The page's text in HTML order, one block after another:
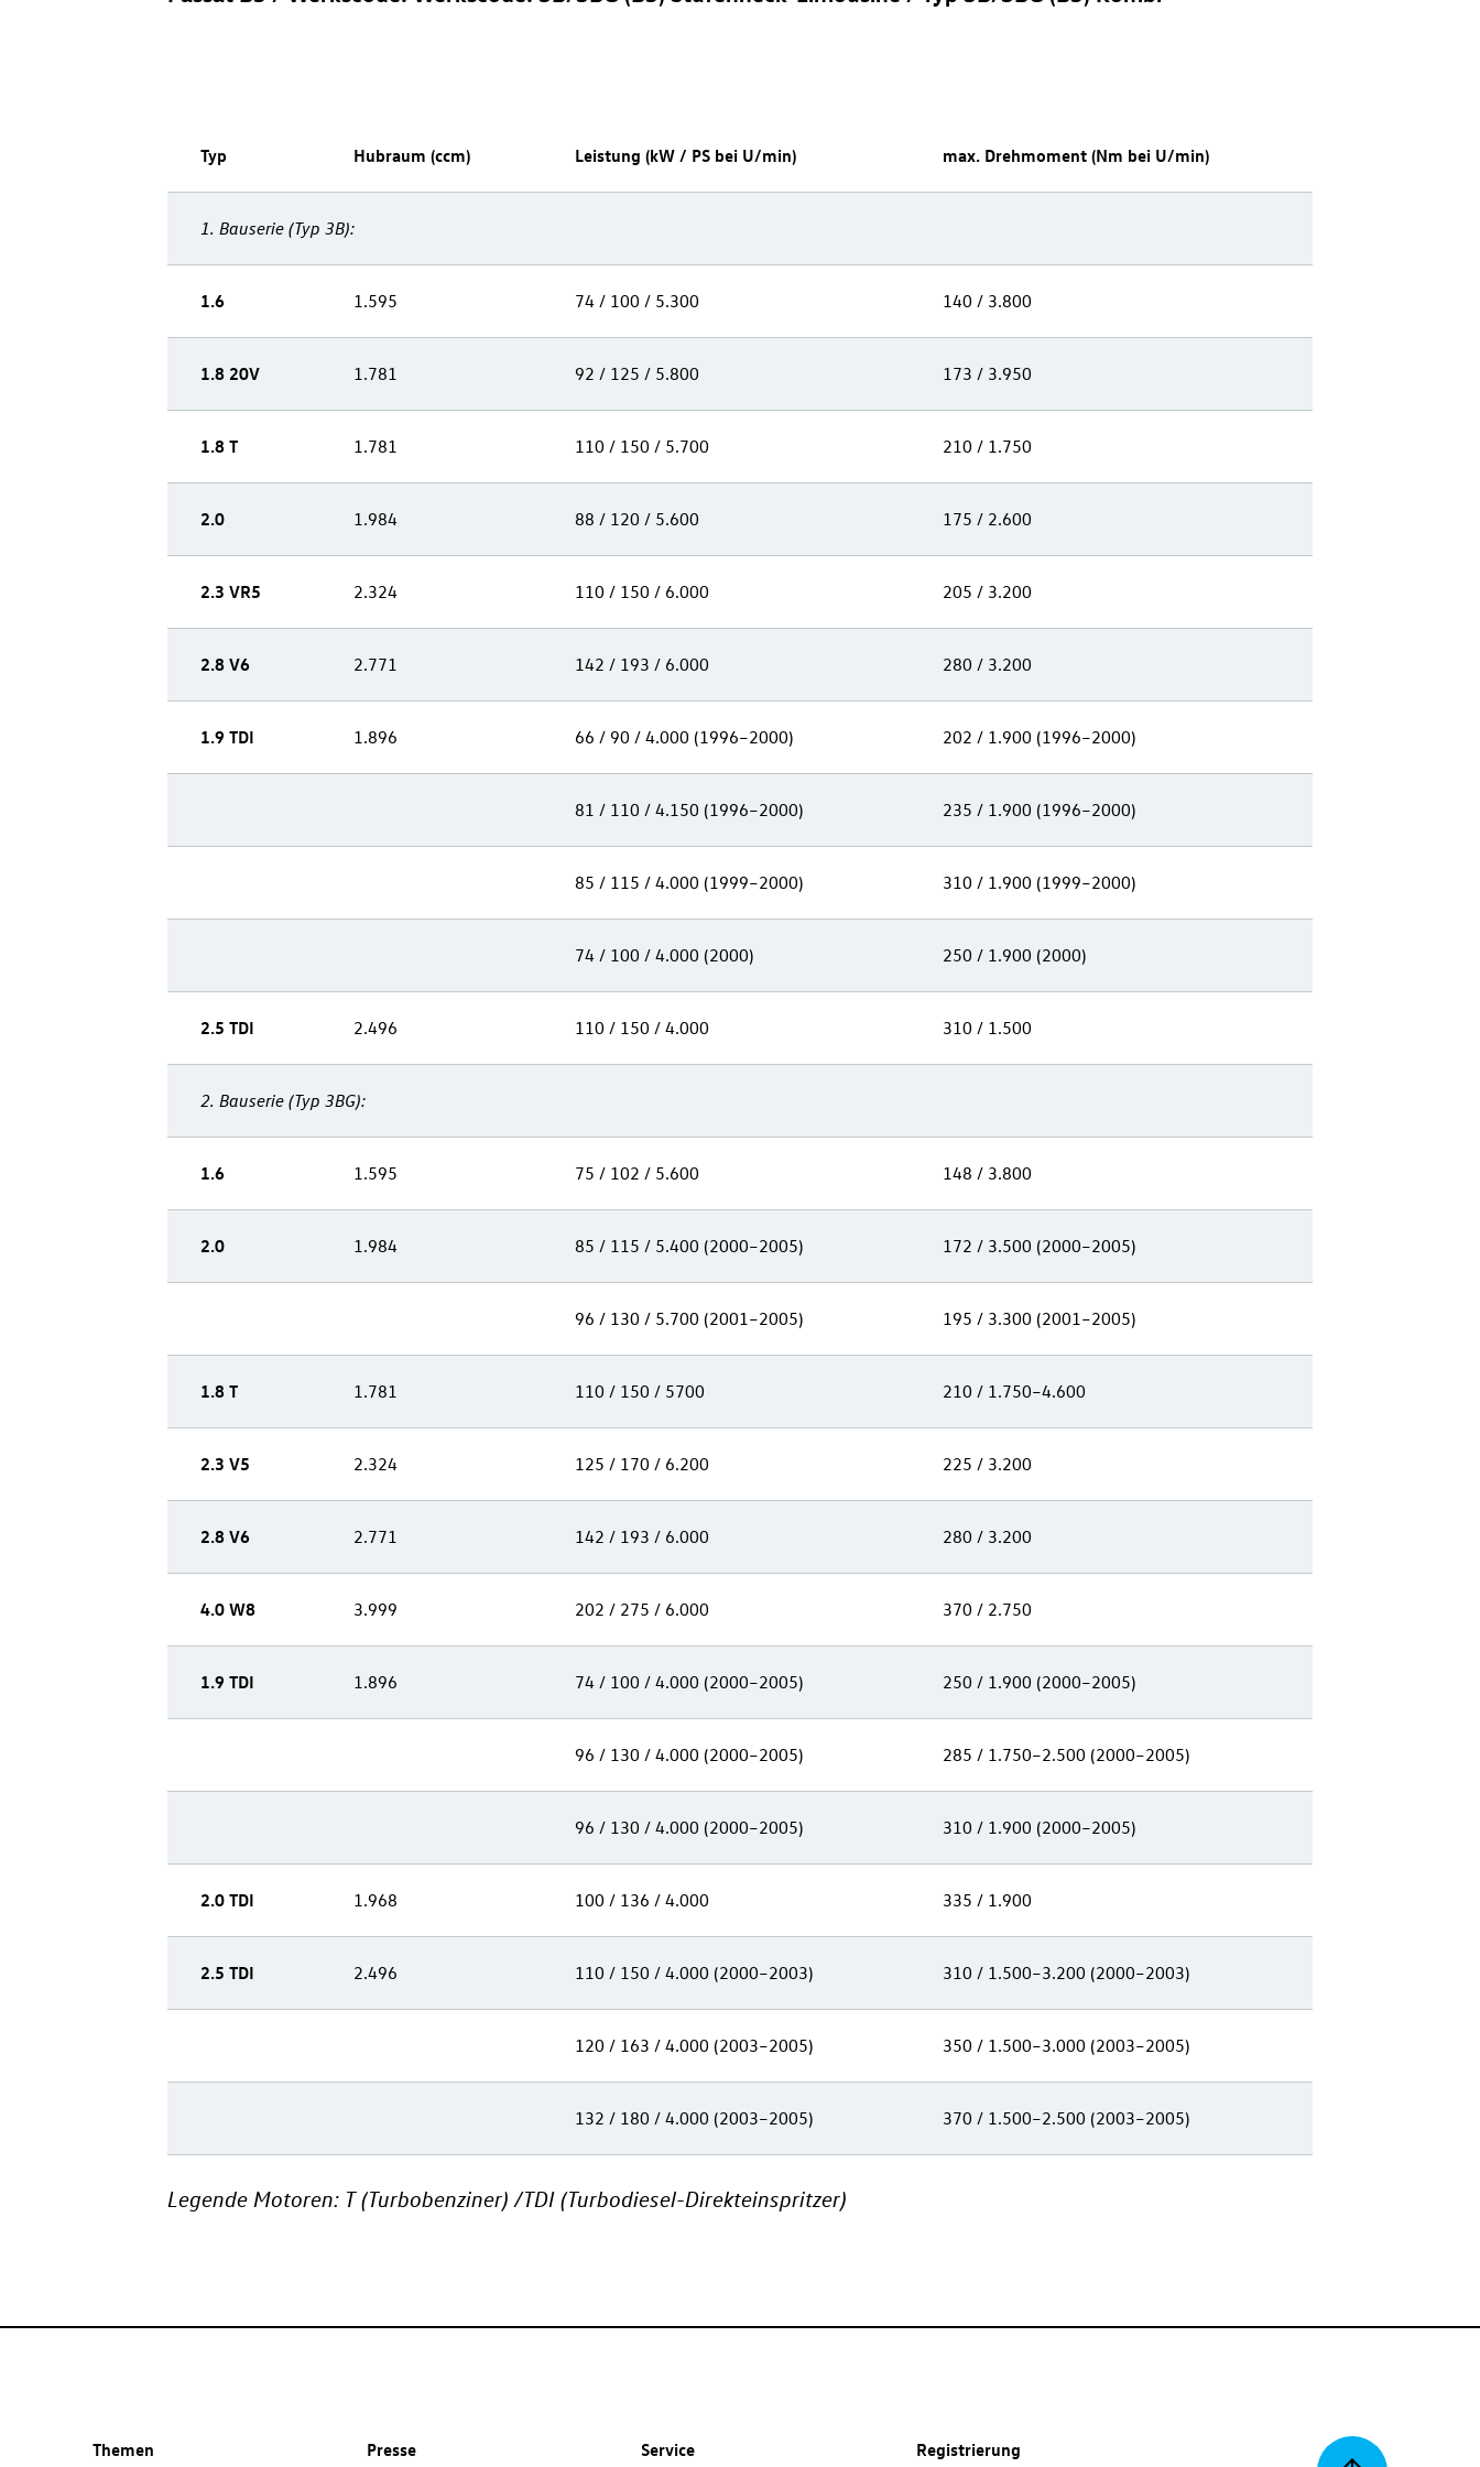
Typ Hubraum (ccm) Leistung (kW / PS bei U/min) max. Drehmoment (Nm bei U/min)
1. Bauserie (Typ 3B):
1.6 1.595 74 / 100 / 5.300 140 / 3.800
1.8 20V 1.781 92 / 125 / 5.800 173 / 3.950
1.8 T 1.781 110 / 150 / 5.700 210 / 1.750
2.0 1.984 88 / 120 / 5.600 175 / 2.600
2.3 VR5 2.324 110 / 150 / 6.000 205 / 3.200
2.8 V6 2.771 142 / 193 / 6.000 280 / 3.200
1.9 TDI 1.896 66 / 90 / 4.000 (1996–2000) 202 / 1.900 (1996–2000)
81 / 110 / 4.150 (1996–2000) 235 / 1.900 (1996–2000)
85 / 115 / 4.000 (1999–2000) 310 / 1.900 (1999–2000)
74 / 100 / 4.000 (2000) 250 / 1.900 (2000)
2.5 TDI 2.496 110 / 150 / 4.000 310 / 1.500
2. Bauserie (Typ 3BG):
1.6 1.595 75 / 102 / 5.600 148 / 3.800
2.0 1.984 85 / 115 / 5.400 (2000–2005) 172 / 3.500 (2000–2005)
96 / 130 / 5.700 (2001–2005) 195 / 3.300 (2001–2005)
1.8 T 1.781 110 / 150 / 5700 210 / 1.750–4.600
2.3 V5 2.324 125 / 170 / 6.200 225 / 3.200
2.8 V6 2.771 142 / 193 / 6.000 280 / 3.200
4.0 W8 3.999 202 / 275 / 6.000 370 / 2.750
1.9 TDI 1.896 74 / 100 / 4.000 (2000–2005) 250 / 1.900 (2000–2005)
96 / 130 / 4.000 (2000–2005) 285 / 1.750–2.500 (2000–2005)
96 / 130 / 4.000 (2000–2005) 310 / 1.900 (2000–2005)
2.0 TDI 1.968 100 / 136 / 4.000 335 / 1.900
2.5 TDI 2.496 110 / 150 / 4.000 (2000–2003) 310 / 1.500–3.200 (2000–2003)
120 / 163 / 4.000 (2003–2005) 350 / 1.500–3.000 (2003–2005)
132 / 180 / 4.000 (2003–2005) 370 / 1.500–2.500 (2003–2005)
Legende Motoren: T (Turbobenziner) /TDI (Turbodiesel-Direkteinspritzer)
Themen Presse Service Registrierung